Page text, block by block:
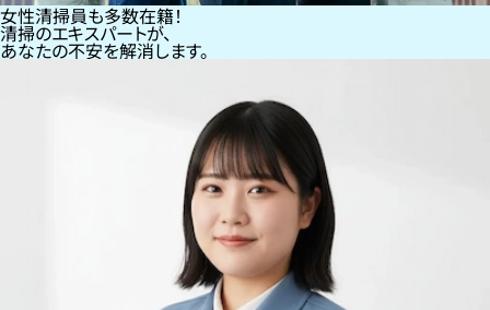
女性清掃員も多数在籍！
清掃のエキスパートが、
あなたの不安を解消します。